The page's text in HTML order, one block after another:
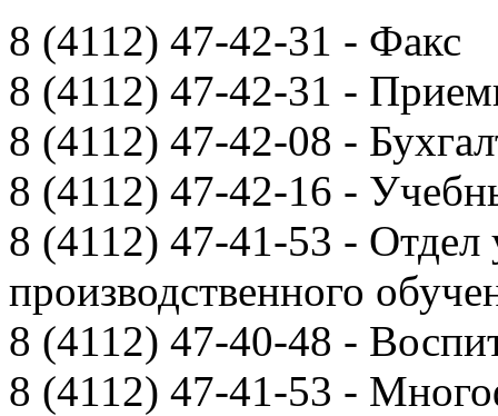
8 (4112) 47-42-31 - Факс
8 (4112) 47-42-31 -
8 (4112) 47-42-08 -
8 (4112) 47-42-16 -
8 (4112) 47-41-53 - Отдел
производственного
8 (4112) 47-40-48 -
8 (4112) 47-41-53 -